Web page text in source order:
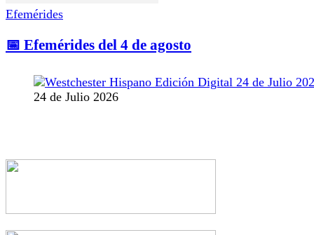
Efemérides
📅 Efemérides del 4 de agosto
24 de Julio 2026